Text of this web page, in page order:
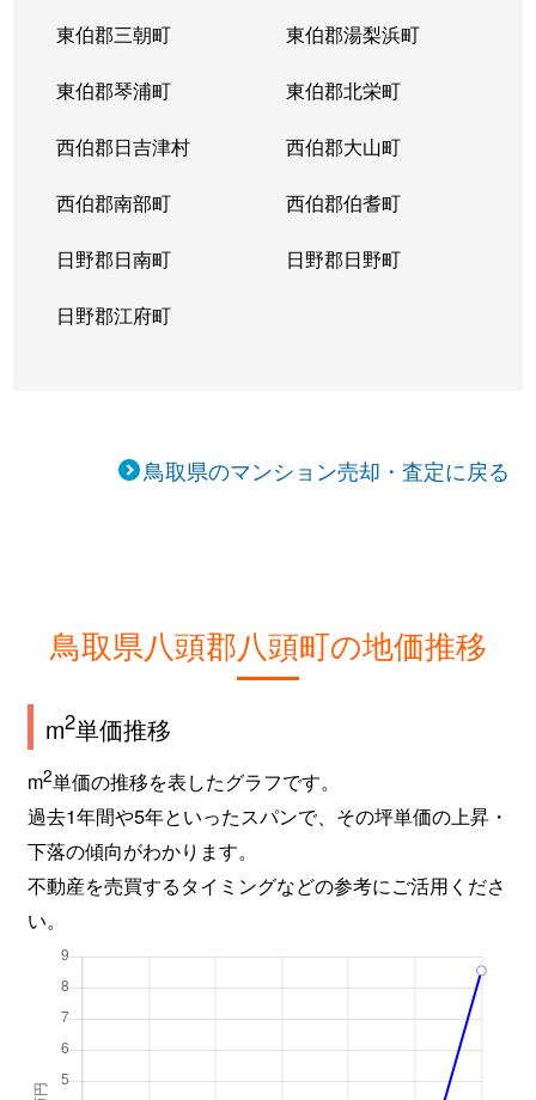
東伯郡三朝町 東伯郡湯梨浜町
東伯郡琴浦町 東伯郡北栄町
西伯郡日吉津村 西伯郡大山町
西伯郡南部町 西伯郡伯耆町
日野郡日南町 日野郡日野町
日野郡江府町
鳥取県のマンション売却・査定に戻る
鳥取県八頭郡八頭町の地価推移
m2単価推移
m2単価の推移を表したグラフです。
過去1年間や5年といったスパンで、その坪単価の上昇・
下落の傾向がわかります。
不動産を売買するタイミングなどの参考にご活用くださ
い。